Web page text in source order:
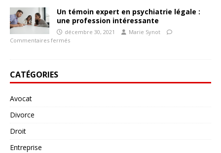
Un témoin expert en psychiatrie légale :
une profession intéressante
décembre 30, 2021
Marie Synot
Commentaires fermés
CATÉGORIES
Avocat
Divorce
Droit
Entreprise